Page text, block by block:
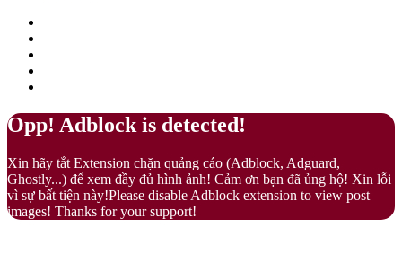
Back
to
button
Close
Opp! Adblock is detected!
Xin hãy tắt Extension chặn quảng cáo (Adblock, Adguard,
Ghostly...) để xem đầy đủ hình ảnh! Cảm ơn bạn đã ủng hộ! Xin lỗi
vì sự bất tiện này!Please disable Adblock extension to view post
images! Thanks for your support!